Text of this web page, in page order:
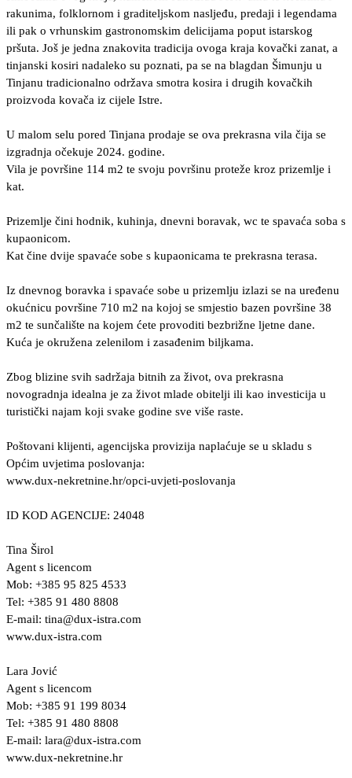
rakunima, folklornom i graditeljskom nasljeđu, predaji i legendama
ili pak o vrhunskim gastronomskim delicijama poput istarskog
pršuta. Još je jedna znakovita tradicija ovoga kraja kovački zanat, a
tinjanski kosiri nadaleko su poznati, pa se na blagdan Šimunju u
Tinjanu tradicionalno održava smotra kosira i drugih kovačkih
proizvoda kovača iz cijele Istre.
U malom selu pored Tinjana prodaje se ova prekrasna vila čija se
izgradnja očekuje 2024. godine.
Vila je površine 114 m2 te svoju površinu proteže kroz prizemlje i
kat.
Prizemlje čini hodnik, kuhinja, dnevni boravak, wc te spavaća soba s
kupaonicom.
Kat čine dvije spavaće sobe s kupaonicama te prekrasna terasa.
Iz dnevnog boravka i spavaće sobe u prizemlju izlazi se na uređenu
okućnicu površine 710 m2 na kojoj se smjestio bazen površine 38
m2 te sunčalište na kojem ćete provoditi bezbrižne ljetne dane.
Kuća je okružena zelenilom i zasađenim biljkama.
Zbog blizine svih sadržaja bitnih za život, ova prekrasna
novogradnja idealna je za život mlade obitelji ili kao investicija u
turistički najam koji svake godine sve više raste.
Poštovani klijenti, agencijska provizija naplaćuje se u skladu s
Općim uvjetima poslovanja:
www.dux-nekretnine.hr/opci-uvjeti-poslovanja
ID KOD AGENCIJE: 24048
Tina Širol
Agent s licencom
Mob: +385 95 825 4533
Tel: +385 91 480 8808
E-mail: tina@dux-istra.com
www.dux-istra.com
Lara Jović
Agent s licencom
Mob: +385 91 199 8034
Tel: +385 91 480 8808
E-mail: lara@dux-istra.com
www.dux-nekretnine.hr